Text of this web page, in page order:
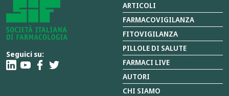
Seguici su:
ARTICOLI
FARMACOVIGILANZA
FITOVIGILANZA
PILLOLE DI SALUTE
FARMACI LIVE
AUTORI
CHI SIAMO